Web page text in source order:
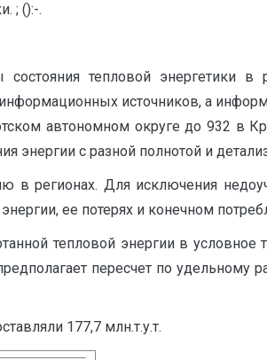
; ():-.
тепловой энергетики
источников, а
автономном округе до 932 в
энергии с разной полнотой и
в регионах. Для исключения
ее потерях и конечном
тепловой энергии в
пересчет по удельному
177,7 млн.т.у.т.